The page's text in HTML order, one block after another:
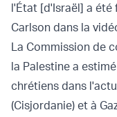
l'État [d'Israël] a été
Carlson dans la
La Commission de
la Palestine a
chrétiens dans
(Cisjordanie) et à